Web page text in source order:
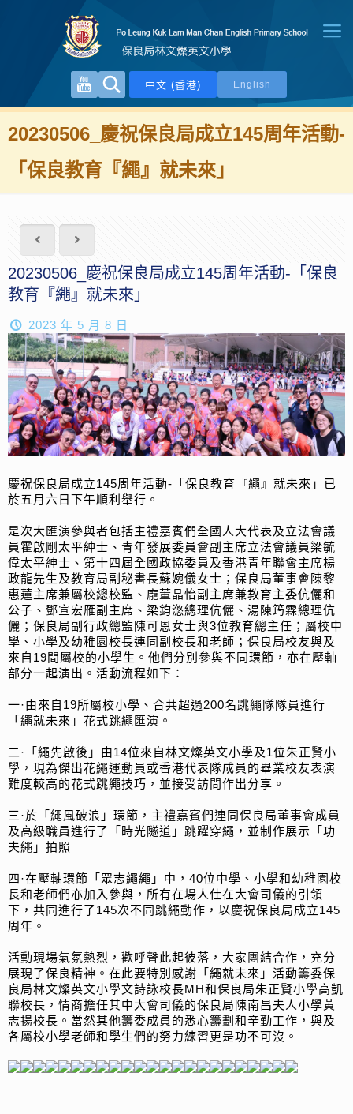
中文 (香港) English
20230506_​慶祝保良局成立145周年活動-
「保良教育『繩』就未來」
20230506_​慶祝保良局成立145周年活動-「保良
教育『繩』就未來」
2023 年 5 月 8 日
慶祝保良局成立145周年活動-「保良教育『繩』就未來」已
於五月六日下午順利舉行。
是次大匯演參與者包括主禮嘉賓們全國人大代表及立法會議
員霍啟剛太平紳士、青年發展委員會副主席立法會議員梁毓
偉太平紳士、第十四屆全國政協委員及香港青年聯會主席楊
政龍先生及教育局副秘書長蘇婉儀女士；保良局董事會陳黎
惠蓮主席兼屬校總校監、龐董晶怡副主席兼教育主委伉儷和
公子、鄧宣宏雁副主席、梁鈞滺總理伉儷、湯陳筠霖總理伉
儷；保良局副行政總監陳可恩女士與3位教育總主任；屬校中
學、小學及幼稚園校長連同副校長和老師；保良局校友與及
來自19間屬校的小學生。他們分別參與不同環節，亦在壓軸
部分一起演出。活動流程如下：
一·由來自19所屬校小學、合共超過200名跳繩隊隊員進行
「繩就未來」花式跳繩匯演。
二·「繩先啟後」由14位來自林文燦英文小學及1位朱正賢小
學，現為傑出花繩運動員或香港代表隊成員的畢業校友表演
難度較高的花式跳繩技巧，並接受訪問作出分享。
三·於「繩風破浪」環節，主禮嘉賓們連同保良局董事會成員
及高級職員進行了「時光隧道」跳躍穿繩，並制作展示「功
夫繩」拍照
四·在壓軸環節「眾志繩繩」中，40位中學、小學和幼稚園校
長和老師們亦加入參與，所有在場人仕在大會司儀的引領
下，共同進行了145次不同跳繩動作，以慶祝保良局成立145
周年。
活動現場氣氛熱烈，歡呼聲此起彼落，大家團結合作，充分
展現了保良精神。在此要特別感謝「繩就未來」活動籌委保
良局林文燦英文小學文詩詠校長MH和保良局朱正賢小學高凱
聯校長，情商擔任其中大會司儀的保良局陳南昌夫人小學黃
志揚校長。當然其他籌委成員的悉心籌劃和辛勤工作，與及
各屬校小學老師和學生們的努力練習更是功不可沒。